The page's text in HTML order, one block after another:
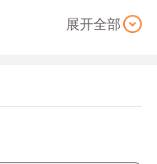
功能使用稳定。
能也比较强大。
颜色和背景图案。
展开全部